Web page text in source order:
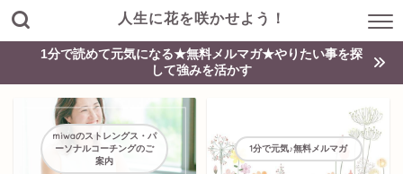
人生に花を咲かせよう！
1分で読めて元気になる★無料メルマガ★やりたい事を探
して強みを活かす
miwaのストレングス・パ
ーソナルコーチングのご
案内
1分で元気♪無料メルマガ